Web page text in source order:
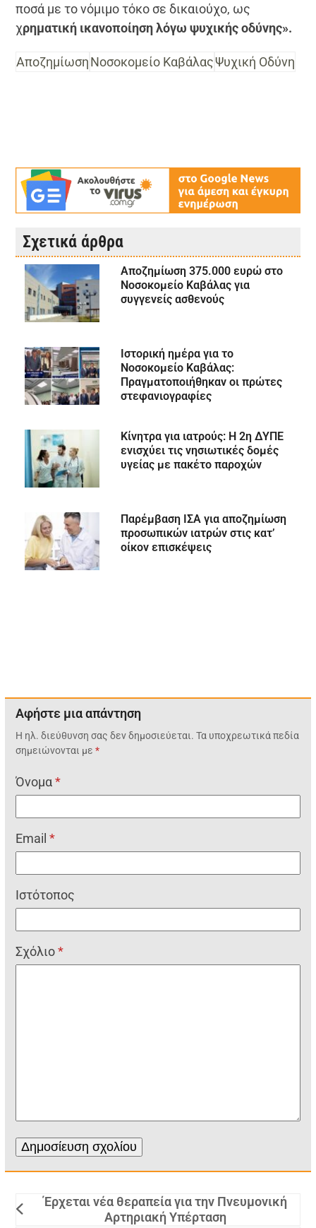
ποσά με το νόμιμο τόκο σε δικαιούχο, ως
χρηματική ικανοποίηση λόγω ψυχικής οδύνης».
ΑποζημίωσηΝοσοκομείο ΚαβάλαςΨυχική Οδύνη
Σχετικά άρθρα
Αποζημίωση 375.000 ευρώ στο
Νοσοκομείο Καβάλας για
συγγενείς ασθενούς
Ιστορική ημέρα για το
Νοσοκομείο Καβάλας:
Πραγματοποιήθηκαν οι πρώτες
στεφανιογραφίες
Κίνητρα για ιατρούς: Η 2η ΔΥΠΕ
ενισχύει τις νησιωτικές δομές
υγείας με πακέτο παροχών
Παρέμβαση ΙΣΑ για αποζημίωση
προσωπικών ιατρών στις κατ’
οίκον επισκέψεις
Αφήστε μια απάντηση
Η ηλ. διεύθυνση σας δεν δημοσιεύεται. Τα υποχρεωτικά πεδία
σημειώνονται με*
Όνομα*
Email*
Ιστότοπος
Σχόλιο*
Έρχεται νέα θεραπεία για την Πνευμονική
Αρτηριακή Υπέρταση